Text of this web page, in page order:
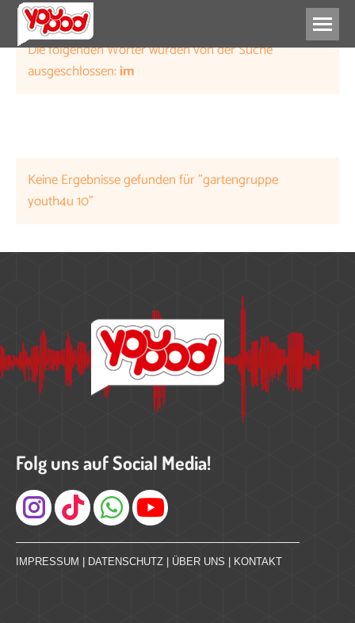
Die folgenden Wörter wurden von der Suche
ausgeschlossen:im
Keine Ergebnisse gefunden für "gartengruppe
youth4u 10"
Folg uns auf Social Media!
Instagram
IMPRESSUM | DATENSCHUTZ | ÜBER UNS | KONTAKT